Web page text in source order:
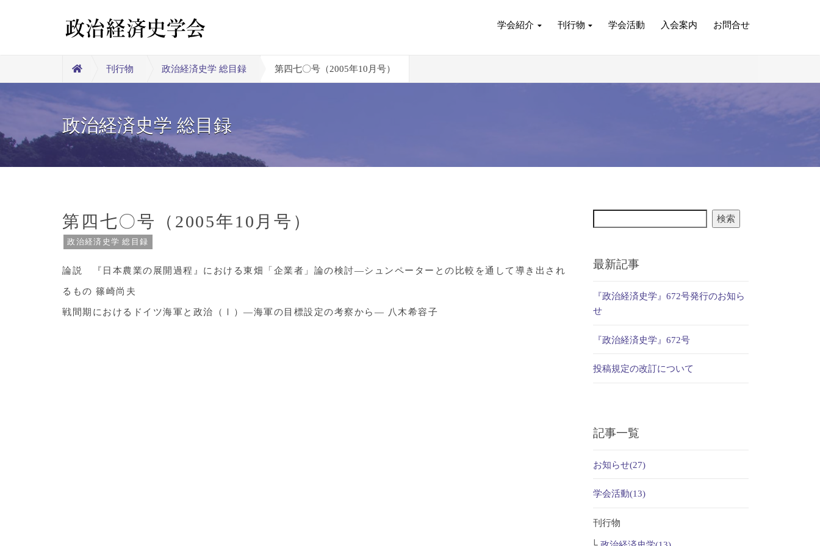
学会紹介 刊行物 学会活動 入会案内 お問合せ
刊行物 政治経済史学 総目録 第四七〇号（2005年10月号）
政治経済史学 総目録
第四七〇号（2005年10月号）
政治経済史学 総目録
論説 『日本農業の展開過程』における東畑「企業者」論の検討―シュンペーターとの比較を通して導き出され
るもの 篠崎尚夫
戦間期におけるドイツ海軍と政治（Ⅰ）―海軍の目標設定の考察から― 八木希容子
検索
最新記事
『政治経済史学』672号発行のお知ら
せ
『政治経済史学』672号
投稿規定の改訂について
記事一覧
お知らせ(27)
学会活動(13)
刊行物